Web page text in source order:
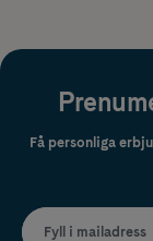
Få personliga
Fyll i mailadress